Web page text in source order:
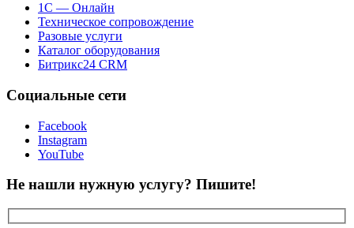
1С — Онлайн
Техническое сопровождение
Разовые услуги
Каталог оборудования
Битрикс24 CRM
Социальные сети
Facebook
Instagram
YouTube
Не нашли нужную услугу? Пишите!